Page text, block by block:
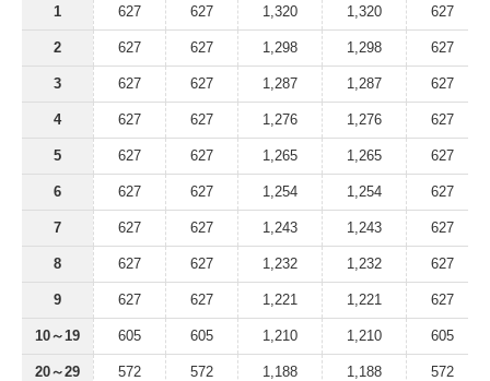
1 627 627 1,320 1,320 627
2 627 627 1,298 1,298 627
3 627 627 1,287 1,287 627
4 627 627 1,276 1,276 627
5 627 627 1,265 1,265 627
6 627 627 1,254 1,254 627
7 627 627 1,243 1,243 627
8 627 627 1,232 1,232 627
9 627 627 1,221 1,221 627
10～19 605 605 1,210 1,210 605
20～29 572 572 1,188 1,188 572